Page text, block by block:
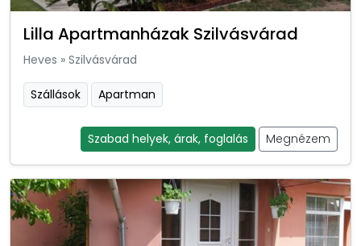
Lilla Apartmanházak Szilvásvárad
Heves » Szilvásvárad
Szállások Apartman
Szabad helyek, árak, foglalás Megnézem